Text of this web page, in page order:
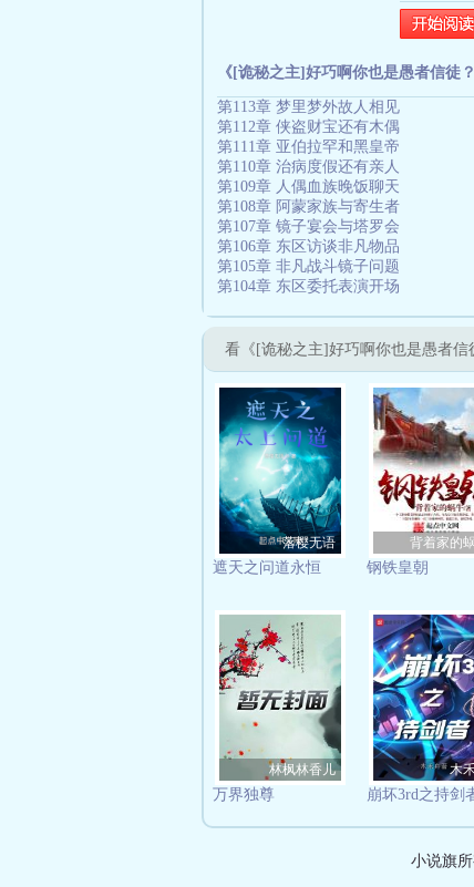
吗？我不
愚者本人
前因蒂斯
向邪恶，
《[诡秘之主]好巧啊你也是愚者信徒
第113章 梦里梦外故人相见
第112章 侠盗财宝还有木偶
第111章 亚伯拉罕和黑皇帝
第110章 治病度假还有亲人
第109章 人偶血族晚饭聊天
第108章 阿蒙家族与寄生者
第107章 镜子宴会与塔罗会
第106章 东区访谈非凡物品
第105章 非凡战斗镜子问题
第104章 东区委托表演开场
看《[诡秘之主]好巧啊你也是愚者信
落樱无语
遮天之问道永恒
背着家的
钢铁皇朝
林枫林香儿
万界独尊
木
崩坏3rd之持剑
小说旗